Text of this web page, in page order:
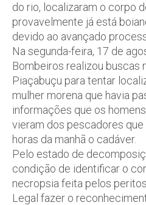
do rio, localizaram o corpo
provavelmente já está
devido ao avançado
Na segunda-feira, 17 de
Bombeiros realizou buscas
Piaçabuçu para tentar
mulher morena que havia
informações que os
vieram dos pescadores
horas da manhã o cadáver.
Pelo estado de
condição de identificar o
necropsia feita pelos
Legal fazer o